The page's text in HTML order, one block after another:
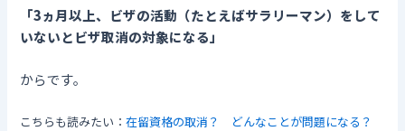
「3ヵ月以上、ビザの活動（たとえばサラリーマン）をして
いないとビザ取消の対象になる」
からです。
こちらも読みたい：在留資格の取消？ どんなことが問題になる？